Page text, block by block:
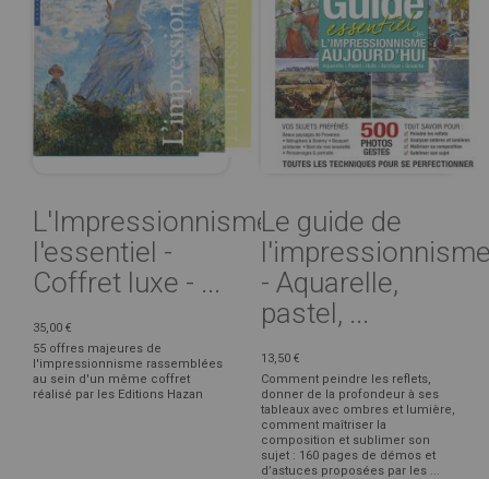
L'Impressionnisme,
l'essentiel -
Coffret luxe - ...
35,00 €
55 offres majeures de
l'impressionnisme rassemblées
au sein d'un même coffret
réalisé par les Editions Hazan
Le guide de
- Aquarelle,
pastel, ...
13,50 €
Comment peindre les reflets,
donner de la profondeur à ses
tableaux avec ombres et lumière,
comment maîtriser la
composition et sublimer son
sujet : 160 pages de démos et
d’astuces proposées par les ...